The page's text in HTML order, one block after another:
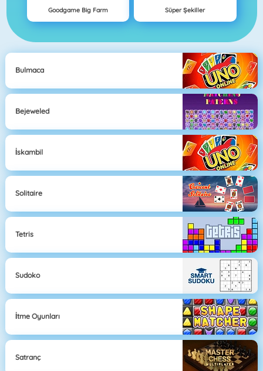
Goodgame Big Farm Süper Şekiller
Bulmaca
Bejeweled
İskambil
Solitaire
Tetris
Sudoko
İtme Oyunları
Satranç